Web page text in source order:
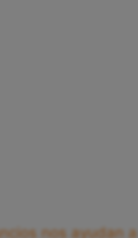
nos ayudan